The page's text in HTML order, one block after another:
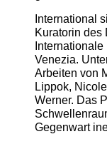
International
Kuratorin des
Venezia.
Arbeiten von
Lippok,
Werner. Das
Gegenwart